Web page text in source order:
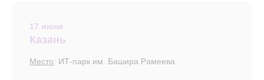
17 июня
Казань
Место: ИТ-парк им. Башира Рамеева